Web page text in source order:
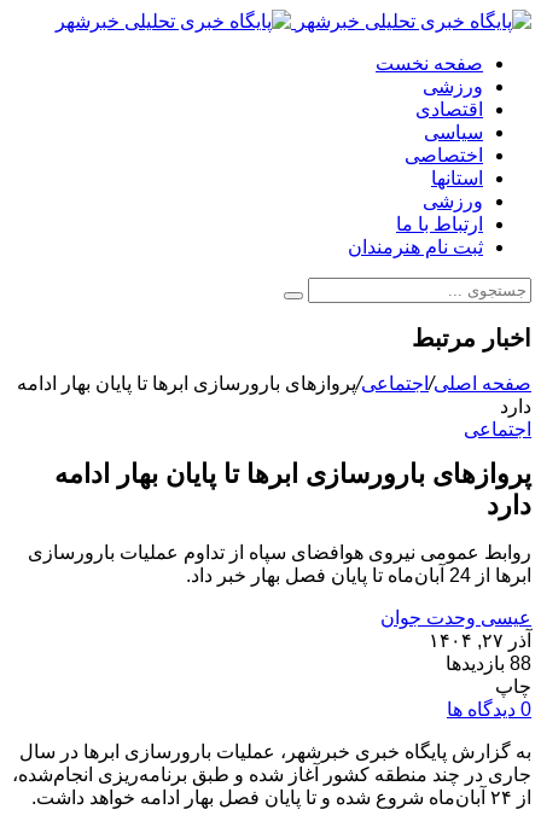
صفحه نخست
ورزشی
اقتصادی
سیاسی
اختصاصی
استانها
ورزشی
ارتباط با ما
ثبت نام هنرمندان
اخبار مرتبط
صفحه اصلی/اجتماعی/پروازهای بارورسازی ابرها تا پایان بهار ادامه
دارد
اجتماعی
پروازهای بارورسازی ابرها تا پایان بهار ادامه
دارد
روابط عمومی نیروی هوافضای سپاه از تداوم عملیات بارورسازی
ابرها از 24 آبان‌ماه تا پایان فصل بهار خبر داد.
عیسی وحدت جوان
آذر ۲۷, ۱۴۰۴
88 بازدیدها
چاپ
0 دیدگاه ها
به گزارش پایگاه خبری خبرشهر، عملیات بارورسازی ابرها در سال
جاری در چند منطقه کشور آغاز شده و طبق برنامه‌ریزی انجام‌شده،
از ۲۴ آبان‌ماه شروع شده و تا پایان فصل بهار ادامه خواهد داشت.